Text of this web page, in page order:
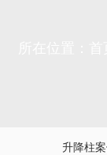
升降柱